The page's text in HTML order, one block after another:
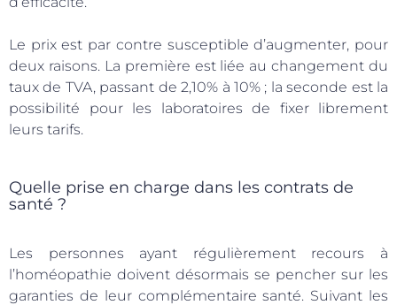
Le prix est par contre susceptible d’augmenter, pour
deux raisons. La première est liée au changement du
taux de TVA, passant de 2,10% à 10% ; la seconde est la
possibilité pour les laboratoires de fixer librement
leurs tarifs.
Quelle prise en charge dans les contrats de
santé ?
Les personnes ayant régulièrement recours à
l’homéopathie doivent désormais se pencher sur les
garanties de leur complémentaire santé. Suivant les